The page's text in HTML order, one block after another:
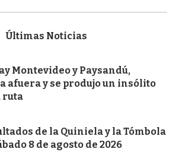
Últimas Noticias
Montevideo y Paysandú,
afuera y se produjo un insólito
ruta
de la Quiniela y la Tómbola
8 de agosto de 2026